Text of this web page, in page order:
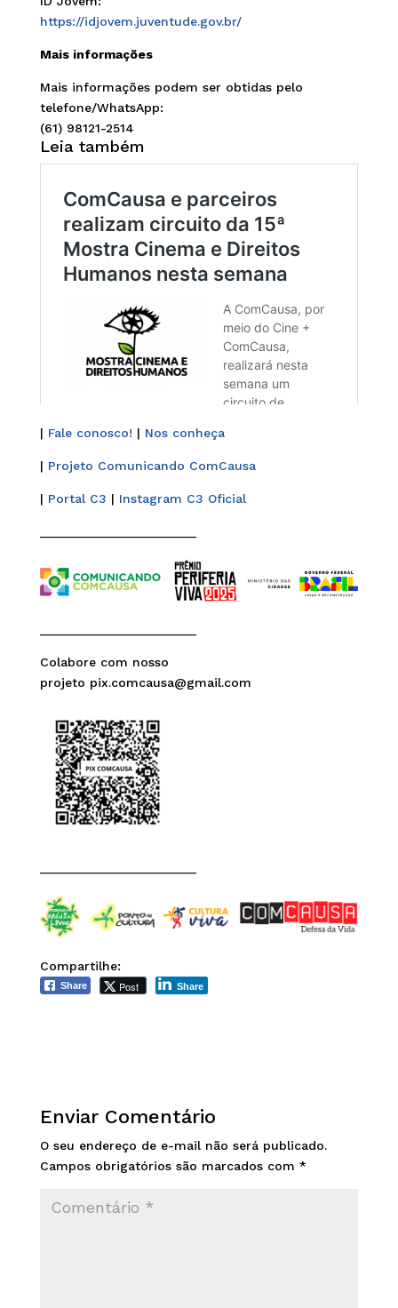
https://idjovem.juventude.gov.br/
Mais informações
Mais informações podem ser obtidas pelo
telefone/WhatsApp:
(61) 98121-2514
Leia também
| Fale conosco! | Nos conheça
| Projeto Comunicando ComCausa
| Portal C3 | Instagram C3 Oficial
Colabore com nosso
projeto pix.comcausa@gmail.com
Compartilhe:
Share Post Share
Enviar Comentário
O seu endereço de e-mail não será publicado.
Campos obrigatórios são marcados com *